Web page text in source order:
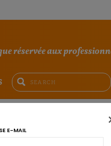
réservée aux
E-MAIL